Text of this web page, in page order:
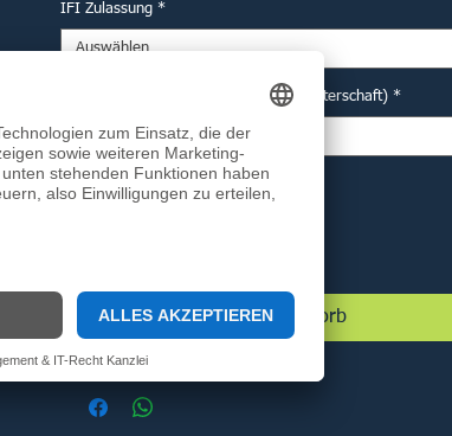
IFI Zulassung *
Auswählen
Option DESV Siegel (für Deutsche Meisterschaft) *
Auswählen
Anzahl*
In den Warenkorb